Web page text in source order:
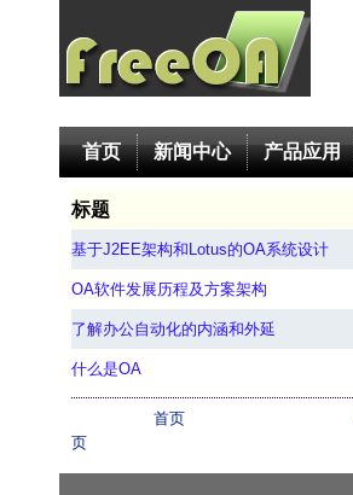
首页 新闻中心 产品应用
标题
基于J2EE架构和Lotus的OA系统设计
OA软件发展历程及方案架构
了解办公自动化的内涵和外延
什么是OA
首页
页